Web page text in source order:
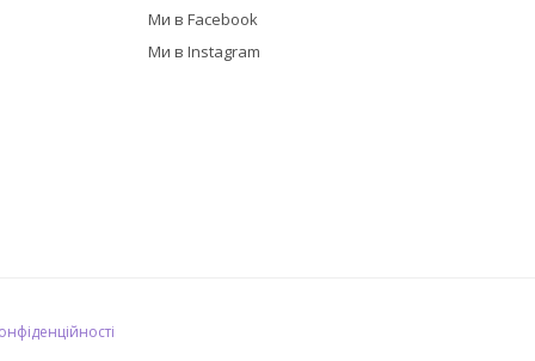
Ми в Facebook
Ми в Instagram